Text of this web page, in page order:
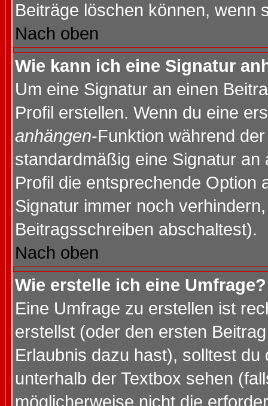
Beiträge löschen können, wenn
Nach oben
Wie kann ich eine Signatur
Um eine Signatur an einen
Profil erstellen. Wenn du eine
anhängen-Funktion während
standardmäßig eine Signatur
Profil die entsprechende Option
Signatur immer noch
Beitragsschreiben abschaltest).
Nach oben
Wie erstelle ich eine Umfrage?
Eine Umfrage zu erstellen ist
erstellst (oder den ersten
Erlaubnis dazu hast), solltest
unterhalb der Textbox sehen
möglicherweise nicht die